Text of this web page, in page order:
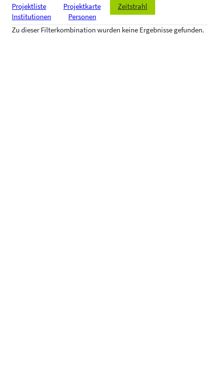
Projektliste Projektkarte
Zeitstrahl
Institutionen
Personen
Zu dieser Filterkombination wurden keine Ergebnisse gefunden.